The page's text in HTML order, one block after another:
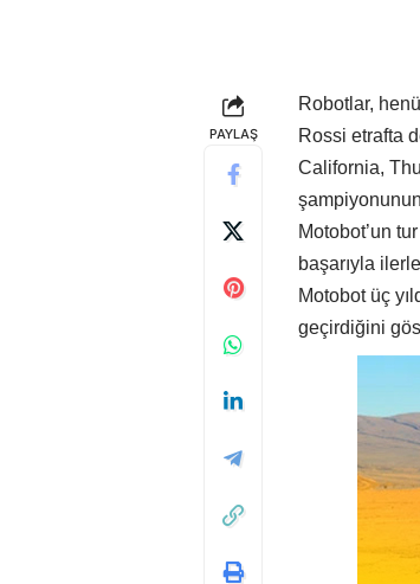
PAYLAŞ
Robotlar,
Rossi etrafta
California,
Motobot’un
başarıyla
Motobot üç
geçirdiğini